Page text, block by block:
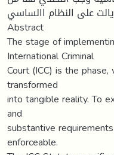
على النظام االساسي.
Abstract
The stage of
International Criminal
Court (ICC) is the
transformed
into tangible reality. To
and
substantive
enforceable.